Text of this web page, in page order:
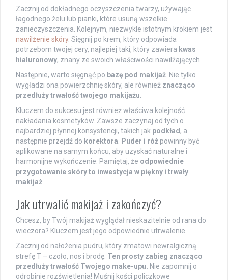
Zacznij od dokładnego oczyszczenia twarzy, używając
łagodnego żelu lub pianki, które usuną wszelkie
zanieczyszczenia. Kolejnym, niezwykle istotnym krokiem jest
nawilżenie skóry. Sięgnij po krem, który odpowiada
potrzebom twojej cery, najlepiej taki, który zawiera kwas
hialuronowy, znany ze swoich właściwości nawilżających.
Następnie, warto sięgnąć po bazę pod makijaż . Nie tylko
wygładzi ona powierzchnię skóry, ale również znacząco
przedłuży trwałość twojego makijażu
Kluczem do sukcesu jest również właściwa kolejność
nakładania kosmetyków. Zawsze zaczynaj od tych o
najbardziej płynnej konsystencji, takich jak podkład , a
następnie przejdź do korektora Puder i róż powinny być
aplikowane na samym końcu, aby uzyskać naturalne i
harmonijne wykończenie. Pamiętaj, że odpowiednie
przygotowanie skóry to inwestycja w piękny i trwały
makijaż
Jak utrwalić makijaż i zakończyć?
Chcesz, by Twój makijaż wyglądał nieskazitelnie od rana do
wieczora? Kluczem jest jego odpowiednie utrwalenie.
Zacznij od nałożenia pudru, który zmatowi newralgiczną
strefę T – czoło, nos i brodę. Ten prosty zabieg znacząco
przedłuży trwałość Twojego make-upu. Nie zapomnij o
odrobinie rozświetlenia! Muśnij kości policzkowe